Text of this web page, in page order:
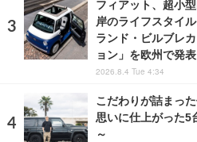
フィアット、超小
岸のライフスタイ
ランド・ビルブレ
ョン」を欧州で発表
2026.8.4 Tue 4:34
こだわりが詰まっ
思いに仕上がった
～